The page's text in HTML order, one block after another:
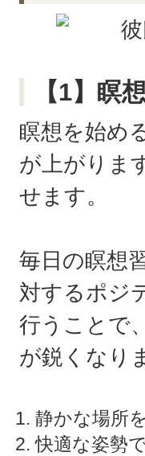
【1】瞑
瞑想を始め
が上がりま
せます。
毎日の瞑想
対するポジ
行うことで
が鋭くなり
静かな場所
快適な姿勢